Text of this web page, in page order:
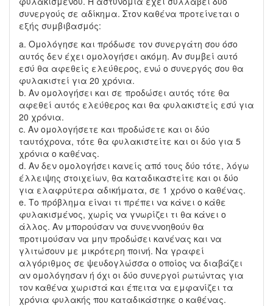
συνεργούς σε αδίκημα. Στον καθένα προτείνεται ο
εξής συμβιβασμός:
a. Ομολόγησε και πρόδωσε τον συνεργάτη σου όσο
αυτός δεν έχει ομολογήσει ακόμη. Αν συμβεί αυτό
εσύ θα αφεθείς ελεύθερος, ενώ ο συνεργός σου θα
φυλακιστεί για 20 χρόνια.
b. Αν ομολογήσει και σε προδώσει αυτός τότε θα
αφεθεί αυτός ελεύθερος και θα φυλακιστείς εσύ για
20 χρόνια.
c. Αν ομολογήσετε και προδώσετε και οι δύο
ταυτόχρονα, τότε θα φυλακιστείτε και οι δύο για 5
χρόνια ο καθένας.
d. Αν δεν ομολογήσει κανείς από τους δύο τότε, λόγω
έλλειψης στοιχείων, θα καταδικαστείτε και οι δύο
για ελαφρύτερα αδικήματα, σε 1 χρόνο ο καθένας.
e. Το πρόβλημα είναι τι πρέπει να κάνει ο κάθε
φυλακισμένος, χωρίς να γνωρίζει τι θα κάνει ο
άλλος. Αν μπορούσαν να συνεννοηθούν θα
προτιμούσαν να μην προδώσει κανένας και να
γλιτώσουν με μικρότερη ποινή. Να γραφεί
αλγόριθμος σε ψευδογλώσσα ο οποίος να διαβάζει
αν ομολόγησαν ή όχι οι δύο συνεργοί ρωτώντας για
τον καθένα χωριστά και έπειτα να εμφανίζει τα
χρόνια φυλακής που καταδικάστηκε ο καθένας.